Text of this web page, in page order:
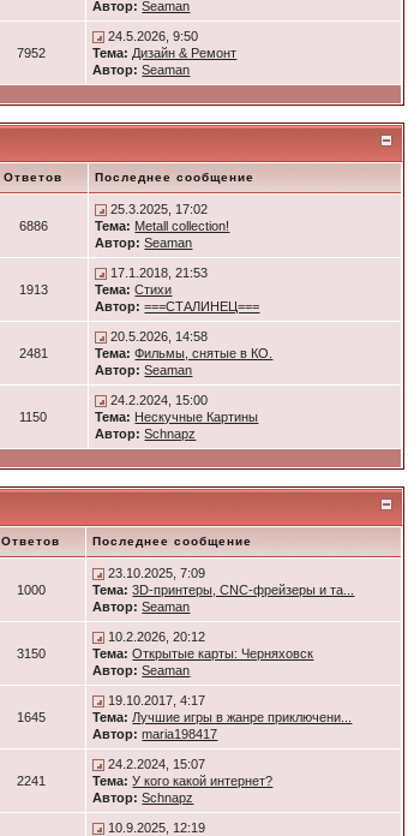
Автор: Seaman
7952
24.5.2026, 9:50
Тема: Дизайн & Ремонт
Автор: Seaman
Ответов Последнее сообщение
6886
25.3.2025, 17:02
Тема: Metall collection!
Автор: Seaman
1913
17.1.2018, 21:53
Тема: Стихи
Автор: ===СТАЛИНЕЦ===
2481
20.5.2026, 14:58
Тема: Фильмы, снятые в КО.
Автор: Seaman
1150
24.2.2024, 15:00
Тема: Нескучные Картины
Автор: Schnapz
Ответов Последнее сообщение
1000
23.10.2025, 7:09
Тема: 3D-принтеры, CNC-фрейзеры и та...
Автор: Seaman
3150
10.2.2026, 20:12
Тема: Открытые карты: Черняховск
Автор: Seaman
1645
19.10.2017, 4:17
Тема: Лучшие игры в жанре приключени...
Автор: maria198417
2241
24.2.2024, 15:07
Тема: У кого какой интернет?
Автор: Schnapz
10.9.2025, 12:19